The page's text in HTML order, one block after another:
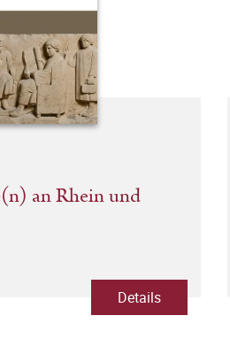
an Rhein und
Details